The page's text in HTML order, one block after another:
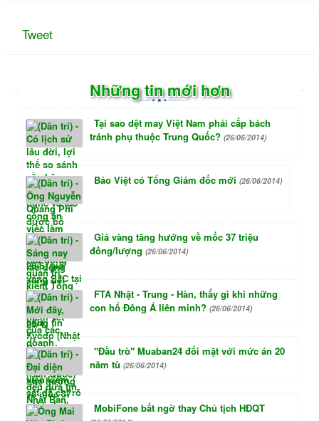
Tweet
Những tin mới hơn
Tại sao dệt may Việt Nam phải cấp bách
tránh phụ thuộc Trung Quốc? (26/06/2014)
Bảo Việt có Tổng Giám đốc mới (26/06/2014)
Giá vàng tăng hướng về mốc 37 triệu
đồng/lượng (26/06/2014)
FTA Nhật - Trung - Hàn, thấy gì khi những
con hổ Đông Á liên minh? (26/06/2014)
"Đầu trò" Muaban24 đối mặt với mức án 20
năm tù (26/06/2014)
MobiFone bất ngờ thay Chủ tịch HĐQT